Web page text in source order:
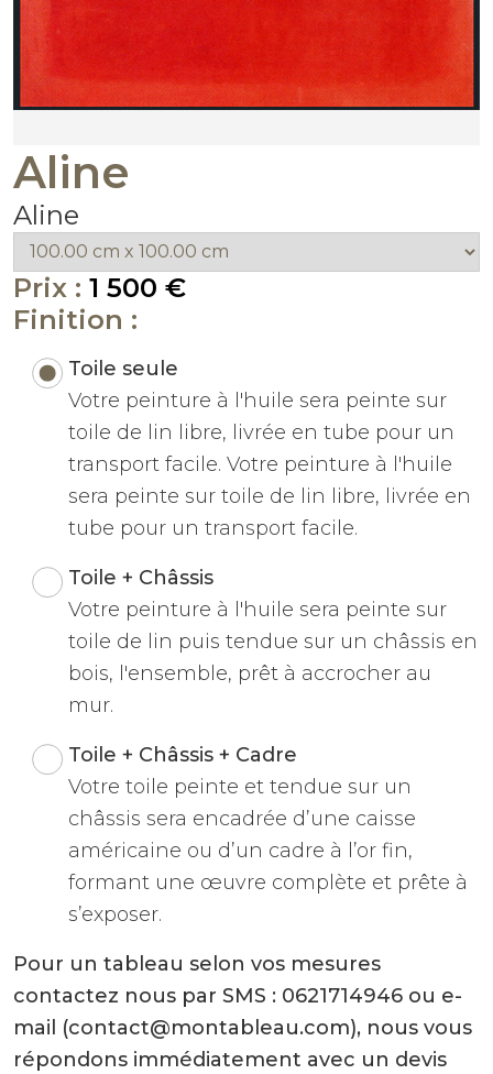
Aline
Aline
Prix : 1 500 €
Finition :
Toile seule
Votre peinture à l'huile sera peinte sur
toile de lin libre, livrée en tube pour un
transport facile. Votre peinture à l'huile
sera peinte sur toile de lin libre, livrée en
tube pour un transport facile.
Toile + Châssis
Votre peinture à l'huile sera peinte sur
toile de lin puis tendue sur un châssis en
bois, l'ensemble, prêt à accrocher au
mur.
Toile + Châssis + Cadre
Votre toile peinte et tendue sur un
châssis sera encadrée d’une caisse
américaine ou d’un cadre à l’or fin,
formant une œuvre complète et prête à
s’exposer.
Pour un tableau selon vos mesures
contactez nous par SMS : 0621714946 ou e-
mail (contact@montableau.com), nous vous
répondons immédiatement avec un devis